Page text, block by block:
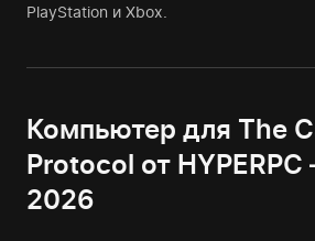
PlayStation и Xbox.
Компьютер для The
Protocol от HYPERPC
2026